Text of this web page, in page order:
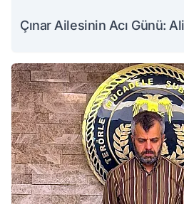
Çınar Ailesinin Acı Günü: